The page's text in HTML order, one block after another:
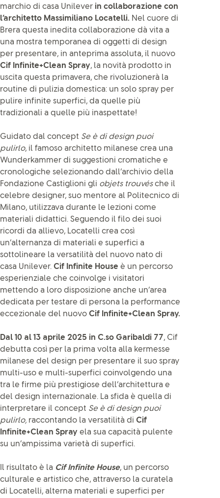
marchio di casa Unilever in collaborazione con
l’architetto Massimiliano Locatelli. Nel cuore di
Brera questa inedita collaborazione dà vita a
una mostra temporanea di oggetti di design
per presentare, in anteprima assoluta, il nuovo
Cif Infinite+Clean Spray, la novità prodotto in
uscita questa primavera, che rivoluzionerà la
routine di pulizia domestica: un solo spray per
pulire infinite superfici, da quelle più
tradizionali a quelle più inaspettate!
Guidato dal concept Se è di design puoi
pulirlo, il famoso architetto milanese crea una
Wunderkammer di suggestioni cromatiche e
cronologiche selezionando dall’archivio della
Fondazione Castiglioni gli objets trouvésche il
celebre designer, suo mentore al Politecnico di
Milano, utilizzava durante le lezioni come
materiali didattici. Seguendo il filo dei suoi
ricordi da allievo, Locatelli crea così
un’alternanza di materiali e superfici a
sottolineare la versatilità del nuovo nato di
casa Unilever. Cif Infinite House è un percorso
esperienziale che coinvolge i visitatori
mettendo a loro disposizione anche un’area
dedicata per testare di persona la performance
eccezionale del nuovo Cif Infinite+Clean Spray.
Dal 10 al 13 aprile 2025 in C.so Garibaldi 77, Cif
debutta così per la prima volta alla kermesse
milanese del design per presentare il suo spray
multi-uso e multi-superfici coinvolgendo una
tra le firme più prestigiose dell’architettura e
del design internazionale. La sfida è quella di
interpretare il concept Se è di design puoi
pulirlo, raccontando la versatilità di Cif
Infinite+Clean Spray ela sua capacità pulente
su un’ampissima varietà di superfici.
Il risultato è la Cif Infinite House, un percorso
culturale e artistico che, attraverso la curatela
di Locatelli, alterna materiali e superfici per